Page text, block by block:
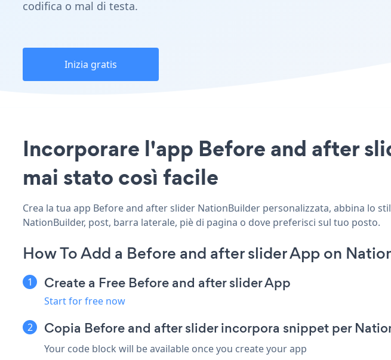
codifica o mal di testa.
Inizia gratis
Incorporare l'app Before and after
mai stato così facile
Crea la tua app Before and after slider NationBuilder personalizzata, abbina lo
NationBuilder, post, barra laterale, piè di pagina o dove preferisci sul tuo posto.
How To Add a Before and after slider App on
Create a Free Before and after slider App
Start for free now
Copia Before and after slider incorpora snippet per
Your code block will be available once you create your app